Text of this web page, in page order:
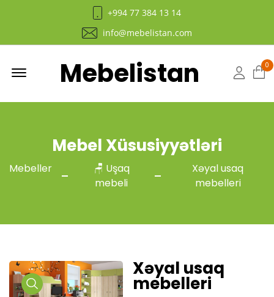
+994 77 384 13 14
info@mebelistan.com
Mebelistan 0
Mebel Xüsusiyyətləri
Mebeller
🪑 Uşaq
mebeli
Xəyal usaq
mebelleri
Media
Xəyal usaq
mebelleri